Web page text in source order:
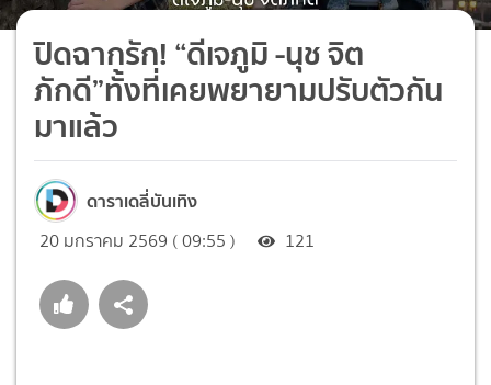
ปิดฉากรัก! “ดีเจภูมิ -นุช จิต
ภักดี”ทั้งที่เคยพยายามปรับตัวกัน
มาแล้ว
ดาราเดลี่บันเทิง
20 มกราคม 2569 ( 09:55 ) 121